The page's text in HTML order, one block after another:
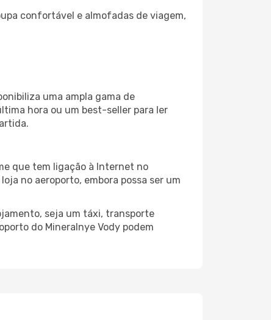
confortável e almofadas de viagem,
uma ampla gama de
hora ou um best-seller para ler
que tem ligação à Internet no
no aeroporto, embora possa ser um
seja um táxi, transporte
do Mineralnye Vody podem